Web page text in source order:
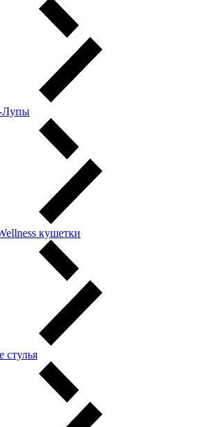
Лупы
кушетки
стулья